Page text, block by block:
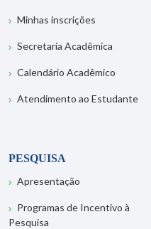
Minhas inscrições
Secretaria Acadêmica
Calendário Acadêmico
Atendimento ao Estudante
PESQUISA
Apresentação
Programas de Incentivo à
Pesquisa